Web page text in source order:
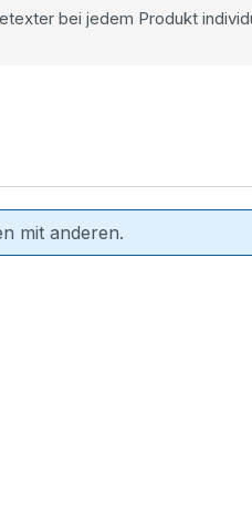
bei jedem Produkt
mit anderen.